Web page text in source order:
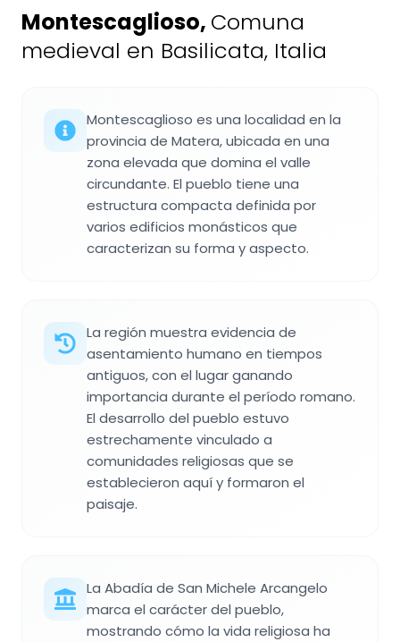
Montescaglioso, Comuna
medieval en Basilicata, Italia
Montescaglioso es una localidad en la
provincia de Matera, ubicada en una
zona elevada que domina el valle
circundante. El pueblo tiene una
estructura compacta definida por
varios edificios monásticos que
caracterizan su forma y aspecto.
La región muestra evidencia de
asentamiento humano en tiempos
antiguos, con el lugar ganando
importancia durante el período romano.
El desarrollo del pueblo estuvo
estrechamente vinculado a
comunidades religiosas que se
establecieron aquí y formaron el
paisaje.
La Abadía de San Michele Arcangelo
marca el carácter del pueblo,
mostrando cómo la vida religiosa ha